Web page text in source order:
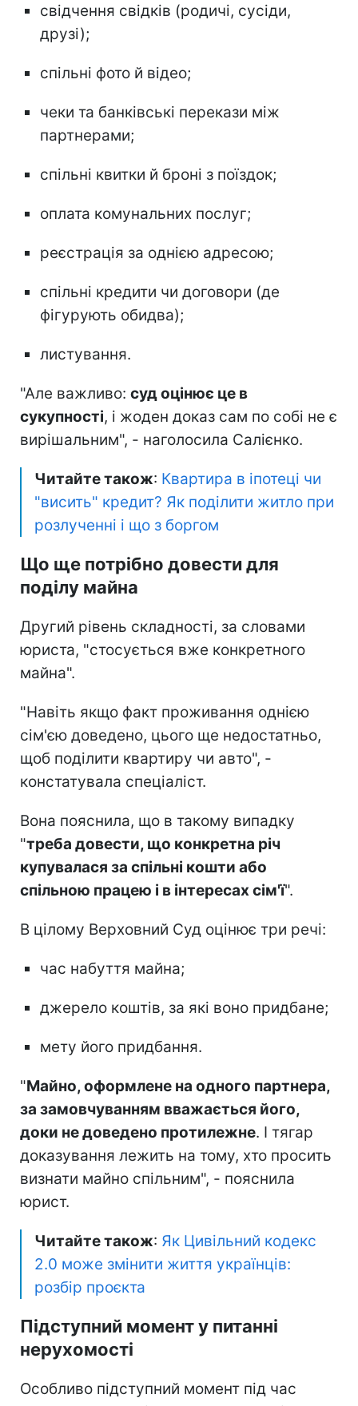
свідчення свідків (родичі, сусіди,
друзі);
спільні фото й відео;
чеки та банківські перекази між
партнерами;
спільні квитки й броні з поїздок;
оплата комунальних послуг;
реєстрація за однією адресою;
спільні кредити чи договори (де
фігурують обидва);
листування.
"Але важливо: суд оцінює це в
сукупності, і жоден доказ сам по собі не є
вирішальним", - наголосила Салієнко.
Читайте також: Квартира в іпотеці чи
"висить" кредит? Як поділити житло при
розлученні і що з боргом
Що ще потрібно довести для
поділу майна
Другий рівень складності, за словами
юриста, "стосується вже конкретного
майна".
"Навіть якщо факт проживання однією
сім'єю доведено, цього ще недостатньо,
щоб поділити квартиру чи авто", -
констатувала спеціаліст.
Вона пояснила, що в такому випадку
"треба довести, що конкретна річ
купувалася за спільні кошти або
спільною працею і в інтересах сім'ї".
В цілому Верховний Суд оцінює три речі:
час набуття майна;
джерело коштів, за які воно придбане;
мету його придбання.
"Майно, оформлене на одного партнера,
за замовчуванням вважається його,
доки не доведено протилежне. І тягар
доказування лежить на тому, хто просить
визнати майно спільним", - пояснила
юрист.
Читайте також: Як Цивільний кодекс
2.0 може змінити життя українців:
розбір проєкта
Підступний момент у питанні
нерухомості
Особливо підступний момент під час